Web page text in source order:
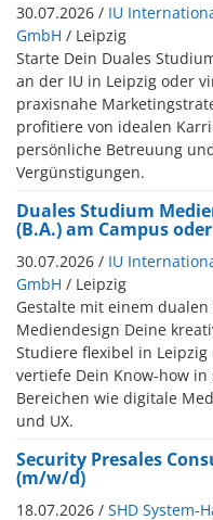
30.07.2026 / IU
GmbH / Leipzig
Starte Dein Duales
an der IU in Leipzig oder
praxisnahe
profitiere von idealen
persönliche Betreuung
Vergünstigungen.
Duales Studium
(B.A.) am Campus
30.07.2026 / IU
GmbH / Leipzig
Gestalte mit einem
Mediendesign Deine
Studiere flexibel in
vertiefe Dein Know-how in
Bereichen wie digitale
und UX.
Security Presales
(m/w/d)
18.07.2026 / SHD System-